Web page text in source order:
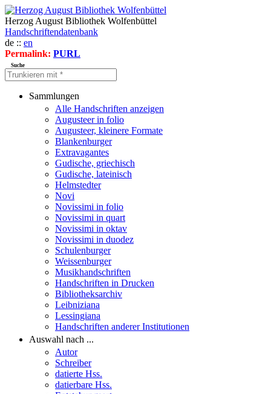
Herzog August Bibliothek Wolfenbüttel
Handschriftendatenbank
de :: en
Permalink: PURL
Suche
Sammlungen
Alle Handschriften anzeigen
Augusteer in folio
Augusteer, kleinere Formate
Blankenburger
Extravagantes
Gudische, griechisch
Gudische, lateinisch
Helmstedter
Novi
Novissimi in folio
Novissimi in quart
Novissimi in oktav
Novissimi in duodez
Schulenburger
Weissenburger
Musikhandschriften
Handschriften in Drucken
Bibliotheksarchiv
Leibniziana
Lessingiana
Handschriften anderer Institutionen
Auswahl nach ...
Autor
Schreiber
datierte Hss.
datierbare Hss.